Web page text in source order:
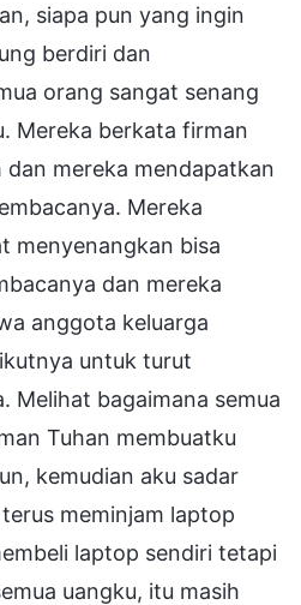
siapa pun yang ingin
berdiri dan
orang sangat senang
Mereka berkata firman
mereka mendapatkan
Mereka
menyenangkan bisa
dan mereka
anggota keluarga
untuk turut
Melihat bagaimana semua
Tuhan membuatku
kemudian aku sadar
meminjam laptop
laptop sendiri tetapi
uangku, itu masih